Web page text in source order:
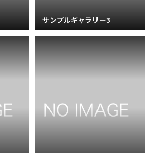
サンプルギャラリー3